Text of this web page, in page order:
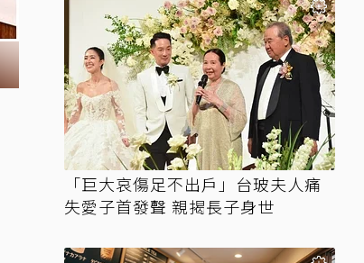
「巨大哀傷足不出戶」台玻夫人痛
失愛子首發聲 親揭長子身世